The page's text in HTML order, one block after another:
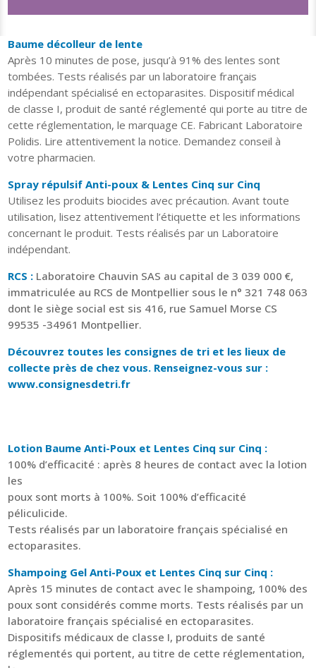
Baume décolleur de lente
Après 10 minutes de pose, jusqu’à 91% des lentes sont
tombées. Tests réalisés par un laboratoire français
indépendant spécialisé en ectoparasites. Dispositif médical
de classe I, produit de santé réglementé qui porte au titre de
cette réglementation, le marquage CE. Fabricant Laboratoire
Polidis. Lire attentivement la notice. Demandez conseil à
votre pharmacien.
Spray répulsif Anti-poux & Lentes Cinq sur Cinq
Utilisez les produits biocides avec précaution. Avant toute
utilisation, lisez attentivement l’étiquette et les informations
concernant le produit. Tests réalisés par un Laboratoire
indépendant.
RCS : Laboratoire Chauvin SAS au capital de 3 039 000 €,
immatriculée au RCS de Montpellier sous le n° 321 748 063
dont le siège social est sis 416, rue Samuel Morse CS
99535 -34961 Montpellier.
Découvrez toutes les consignes de tri et les lieux de
collecte près de chez vous. Renseignez-vous sur :
www.consignesdetri.fr
Lotion Baume Anti-Poux et Lentes Cinq sur Cinq :
100% d’efficacité : après 8 heures de contact avec la lotion
les
poux sont morts à 100%. Soit 100% d’efficacité
péliculicide.
Tests réalisés par un laboratoire français spécialisé en
ectoparasites.
Shampoing Gel Anti-Poux et Lentes Cinq sur Cinq :
Après 15 minutes de contact avec le shampoing, 100% des
poux sont considérés comme morts. Tests réalisés par un
laboratoire français spécialisé en ectoparasites.
Dispositifs médicaux de classe I, produits de santé
réglementés qui portent, au titre de cette réglementation,